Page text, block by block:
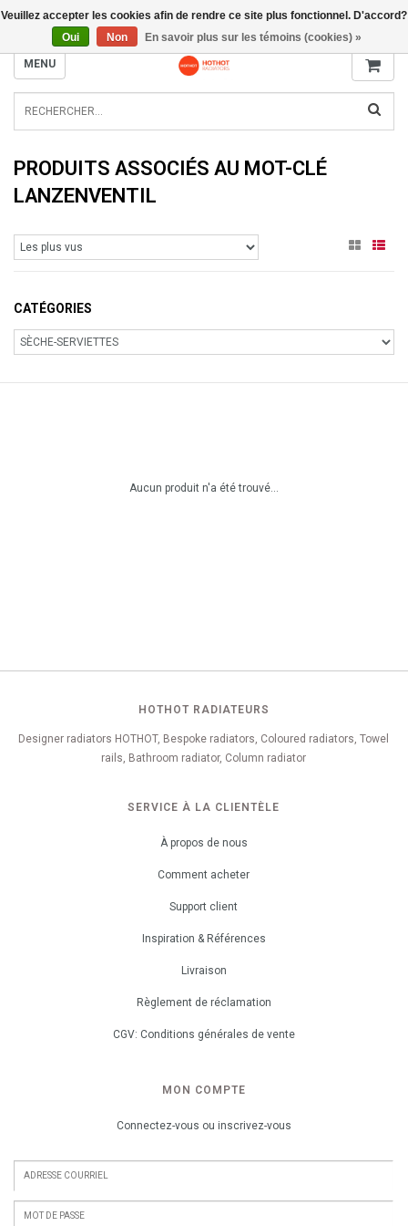
INFO@RADIATORS.SHOP
MENU
PRODUITS ASSOCIÉS AU MOT-CLÉ
LANZENVENTIL
CATÉGORIES
Aucun produit n'a été trouvé...
HOTHOT RADIATEURS
Designer radiators HOTHOT, Bespoke radiators, Coloured radiators, Towel
rails, Bathroom radiator, Column radiator
SERVICE À LA CLIENTÈLE
À propos de nous
Comment acheter
Support client
Inspiration & Références
Livraison
Règlement de réclamation
CGV: Conditions générales de vente
MON COMPTE
Connectez-vous ou inscrivez-vous
Veuillez accepter les cookies afin de rendre ce site plus fonctionnel. D'accord?
Oui
Non En savoir plus sur les témoins (cookies) »